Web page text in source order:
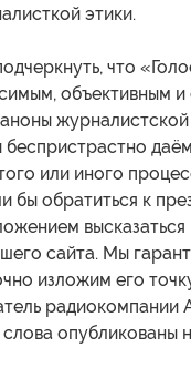
этики.
что
объективным
беспристрастно
или иного
бы обратиться к
сайта. Мы
изложим его
радиокомпании
опубликованы